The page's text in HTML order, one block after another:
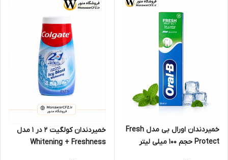
خمیردندان اورال بی مدل Fresh
Protect حجم 100 میلی لیتر
خمیردندان کولگیت 2 در 1 مدل
Whitening + Freshness